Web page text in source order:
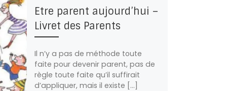
Etre parent aujourd’hui –
Livret des Parents
Il n’y a pas de méthode toute
faite pour devenir parent, pas de
règle toute faite qu’il suffirait
d’appliquer, mais il existe […]